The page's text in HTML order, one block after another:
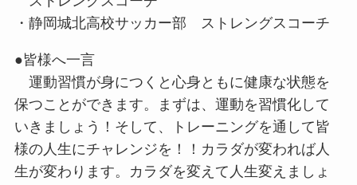
・静岡城北高校サッカー部 ストレングスコーチ
●皆様へ一言
運動習慣が身につくと心身ともに健康な状態を
保つことができます。まずは、運動を習慣化して
いきましょう！そして、トレーニングを通して皆
様の人生にチャレンジを！！カラダが変われば人
生が変わります。カラダを変えて人生変えましょ